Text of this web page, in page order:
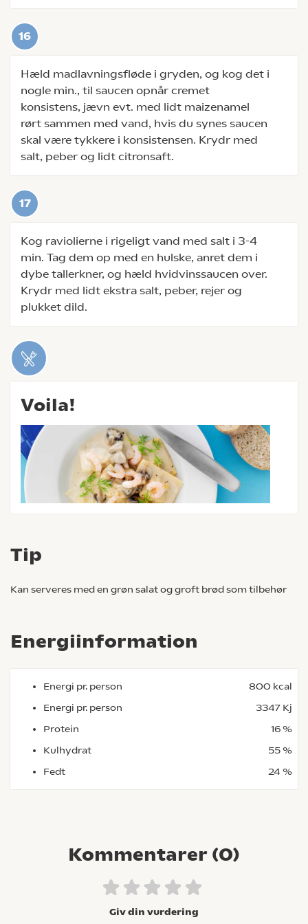
Hæld madlavningsfløde i gryden, og kog det i
nogle min., til saucen opnår cremet
konsistens, jævn evt. med lidt maizenamel
rørt sammen med vand, hvis du synes saucen
skal være tykkere i konsistensen. Krydr med
salt, peber og lidt citronsaft.
Kog raviolierne i rigeligt vand med salt i 3-4
min. Tag dem op med en hulske, anret dem i
dybe tallerkner, og hæld hvidvinssaucen over.
Krydr med lidt ekstra salt, peber, rejer og
plukket dild.
Voila!
Tip
Kan serveres med en grøn salat og groft brød som tilbehør
Energiinformation
Energi pr. person
800 kcal
Energi pr. person
3347 Kj
Protein
16 %
Kulhydrat
55 %
Fedt
24 %
Kommentarer (0)
Giv din vurdering